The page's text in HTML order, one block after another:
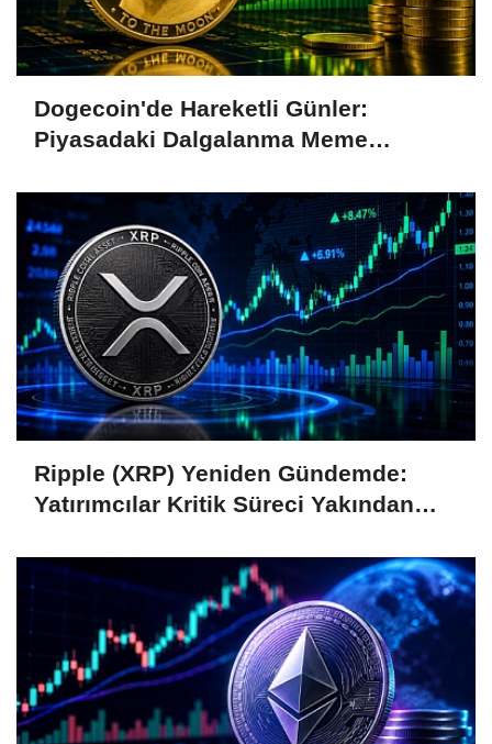
Dogecoin'de Hareketli Günler:
Piyasadaki Dalgalanma Meme
Ripple (XRP) Yeniden Gündemde:
Yatırımcılar Kritik Süreci Yakından